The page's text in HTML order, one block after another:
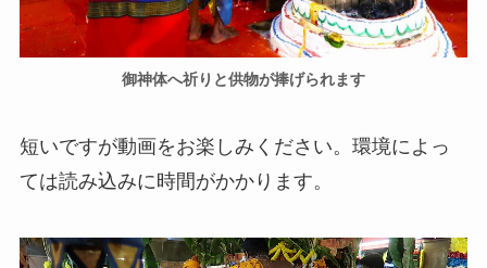
御神体へ祈りと供物が捧げられます
短いですが動画をお楽しみください。環境によっ
ては読み込みに時間がかかります。